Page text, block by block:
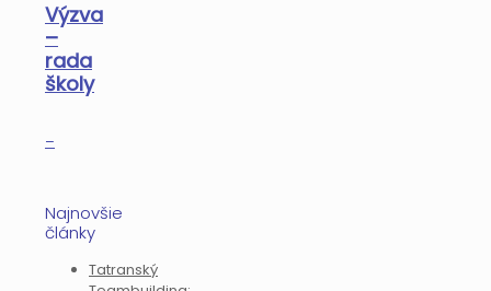
Výzva
–
rada
školy
–
Najnovšie
články
Tatranský